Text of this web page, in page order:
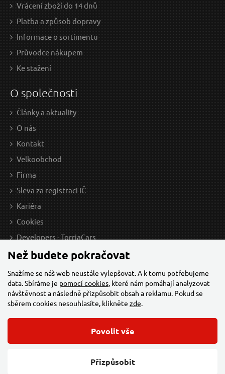
Vrácení zboží do 14 dnů
Platba a způsob dopravy
Informace o sortimentu
Průvodce nákupem
Ke stažení
O společnosti
Články a aktuality
O nás
Kontakt
Velkoobchod
Firma
Sleva za registraci IČ
Kariéra
Cookies
Developers - TorriaCars
Změnit nastavení cookies
Než budete pokračovat
Snažíme se náš web neustále vylepšovat. A k tomu potřebujeme
data. Sbíráme je pomocí cookies, které nám pomáhají analyzovat
návštěvnost a následně přizpůsobit obsah a reklamu. Pokud se
sběrem cookies nesouhlasíte, klikněte zde.
Přizpůsobit
Povolit vše